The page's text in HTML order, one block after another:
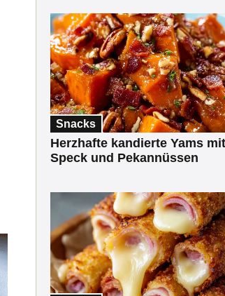
Snacks
Herzhafte kandierte Yams mit
Speck und Pekannüssen